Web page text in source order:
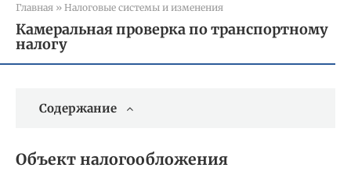
Главная » Налоговые системы и изменения
Камеральная проверка по транспортному
налогу
Содержание
Объект налогообложения